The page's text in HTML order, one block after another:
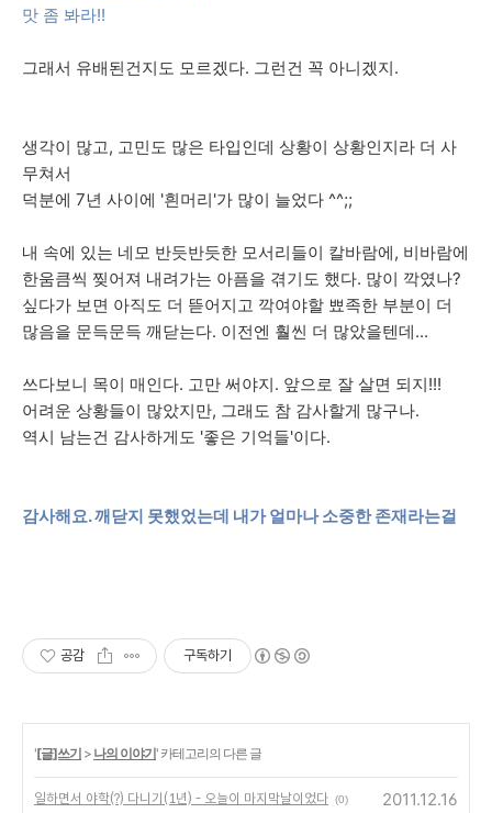
맛 좀 봐라!!
그래서 유배된건지도 모르겠다. 그런건 꼭 아니겠지.
생각이 많고, 고민도 많은 타입인데 상황이 상황인지라 더 사
무쳐서
덕분에 7년 사이에 '흰머리'가 많이 늘었다 ^^;;
내 속에 있는 네모 반듯반듯한 모서리들이 칼바람에, 비바람에
한움큼씩 찢어져 내려가는 아픔을 겪기도 했다. 많이 깍였나?
싶다가 보면 아직도 더 뜯어지고 깍여야할 뾰족한 부분이 더
많음을 문득문득 깨닫는다. 이전엔 훨씬 더 많았을텐데...
쓰다보니 목이 매인다. 고만 써야지. 앞으로 잘 살면 되지!!!
어려운 상황들이 많았지만, 그래도 참 감사할게 많구나.
역시 남는건 감사하게도 '좋은 기억들'이다.
감사해요. 깨닫지 못했었는데 내가 얼마나 소중한 존재라는걸
공감 구독하기
'[글]쓰기 > 나의 이야기' 카테고리의 다른 글
일하면서 야학(?) 다니기(1년) - 오늘이 마지막날이었다 (0) 2011.12.16